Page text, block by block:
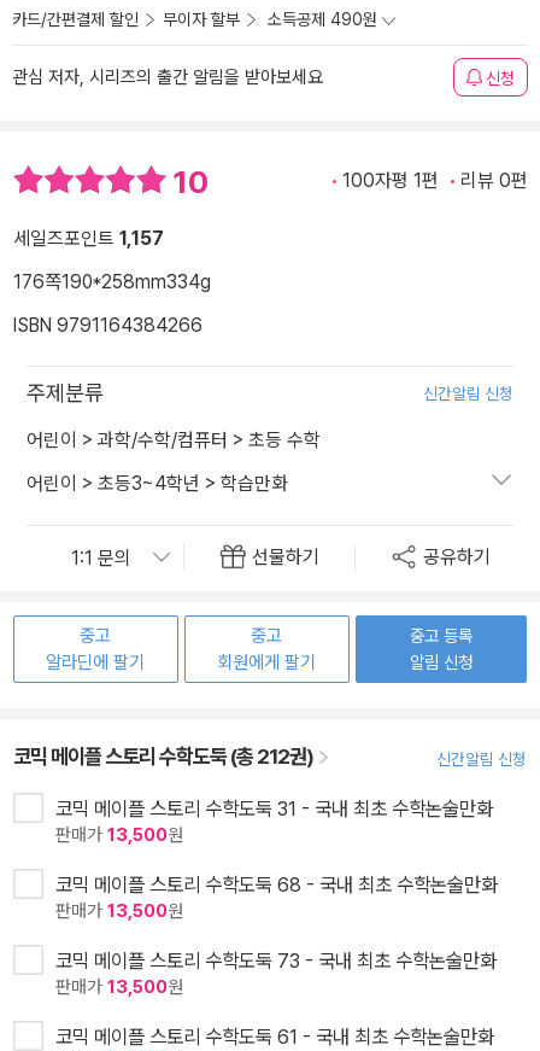
카드/간편결제 할인 무이자 할부 소득공제 490원
관심 저자, 시리즈의 출간 알림을 받아보세요 신청
10 100자평 1편 리뷰 0편
세일즈포인트 1,157
176쪽190*258mm334g
ISBN 9791164384266
주제분류 신간알림 신청
어린이 > 과학/수학/컴퓨터 > 초등 수학
어린이 > 초등3~4학년 > 학습만화
선물하기 공유하기
중고
알라딘에 팔기
중고
회원에게 팔기
중고 등록
알림 신청
코믹 메이플 스토리 수학도둑 (총 212권) 신간알림 신청
코믹 메이플 스토리 수학도둑 31 - 국내 최초 수학논술만화
판매가 13,500원
코믹 메이플 스토리 수학도둑 68 - 국내 최초 수학논술만화
판매가 13,500원
코믹 메이플 스토리 수학도둑 73 - 국내 최초 수학논술만화
판매가 13,500원
코믹 메이플 스토리 수학도둑 61 - 국내 최초 수학논술만화